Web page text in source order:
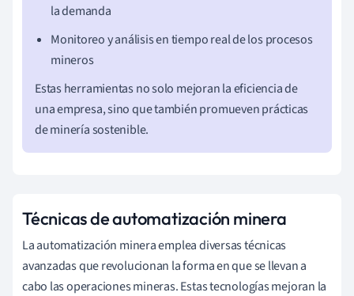
la demanda
Monitoreo y análisis en tiempo real de los procesos
mineros
Estas herramientas no solo mejoran la eficiencia de
una empresa, sino que también promueven prácticas
de minería sostenible.
Técnicas de automatización minera
La automatización minera emplea diversas técnicas
avanzadas que revolucionan la forma en que se llevan a
cabo las operaciones mineras. Estas tecnologías mejoran la